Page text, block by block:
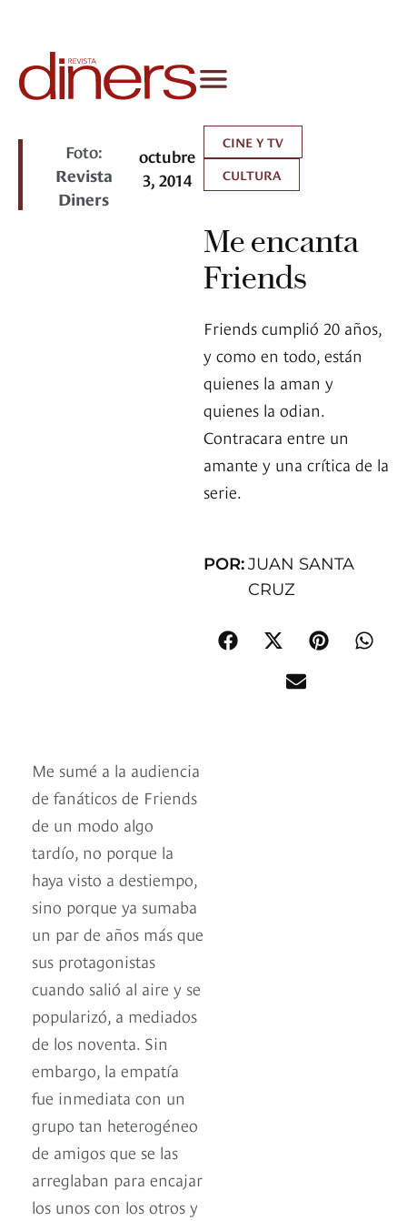
Foto:
Revista
Diners
octubre
3, 2014
CINE Y TV
CULTURA
Me encanta
Friends
Friends cumplió 20 años,
y como en todo, están
quienes la aman y
quienes la odian.
Contracara entre un
amante y una crítica de la
serie.
POR:JUAN SANTA
CRUZ
Me sumé a la audiencia
de fanáticos de Friends
de un modo algo
tardío, no porque la
haya visto a destiempo,
sino porque ya sumaba
un par de años más que
sus protagonistas
cuando salió al aire y se
popularizó, a mediados
de los noventa. Sin
embargo, la empatía
fue inmediata con un
grupo tan heterogéneo
de amigos que se las
arreglaban para encajar
los unos con los otros y